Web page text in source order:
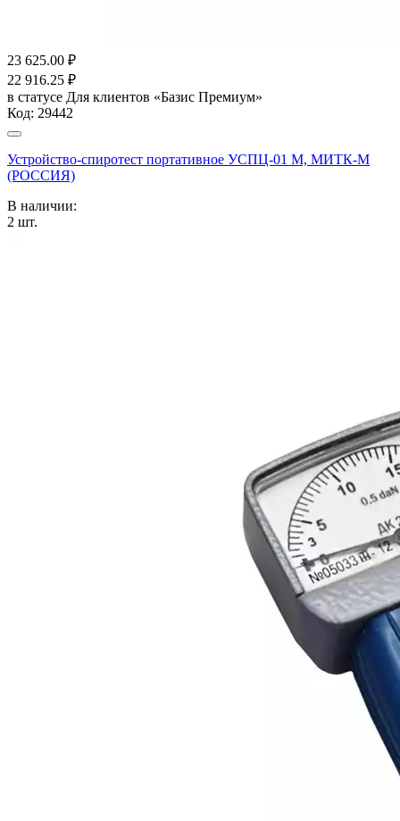
23 625.00 ₽
22 916.25 ₽
в статусе Для клиентов «Базис Премиум»
Код: 29442
Устройство-спиротест портативное УСПЦ-01 М, МИТК-М
(РОССИЯ)
В наличии:
2 шт.